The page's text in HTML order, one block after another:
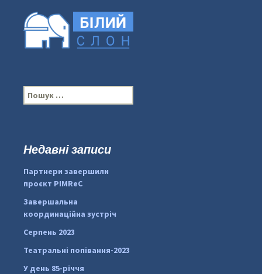
#PipIvanToday
pimrec_project
П
о
:Недавні записи
Партнери завершили
проєкт PIMReC
Завершальна
координаційна зустріч
Серпень 2023
Театральні попівання-2023
У день 85-річчя